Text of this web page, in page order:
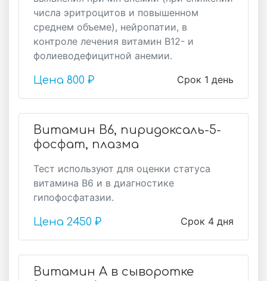
числа эритроцитов и повышенном
среднем объеме), нейропатии, в
контроле лечения витамин B12- и
фолиеводефицитной анемии.
Срок 1 день
Цена 800 ₽
Витамин B6, пиридоксаль-5-
фосфат, плазма
Тест используют для оценки статуса
витамина В6 и в диагностике
гипофосфатазии.
Срок 4 дня
Цена 2450 ₽
Витамин А в сыворотке